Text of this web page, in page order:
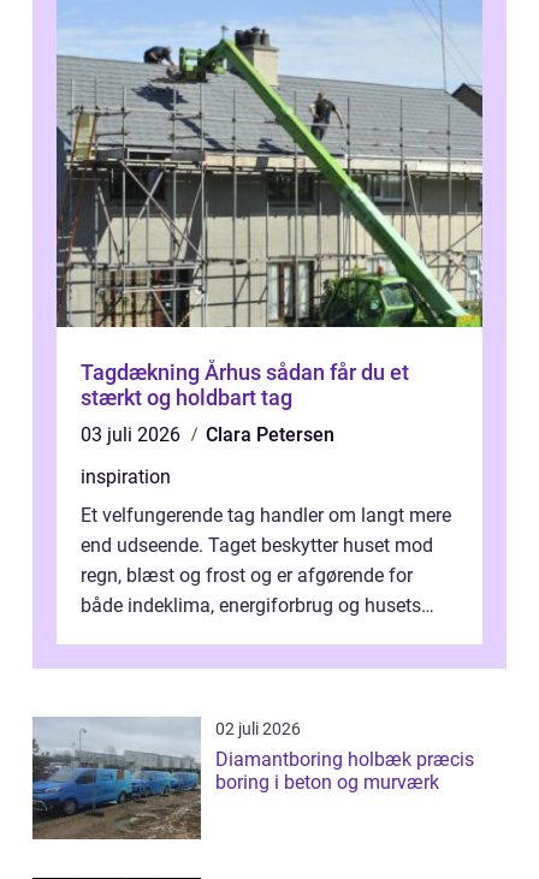
Tagdækning Århus sådan får du et
stærkt og holdbart tag
03 juli 2026
Clara Petersen
inspiration
Et velfungerende tag handler om langt mere
end udseende. Taget beskytter huset mod
regn, blæst og frost og er afgørende for
både indeklima, energiforbrug og husets
02 juli 2026
Diamantboring holbæk præcis
boring i beton og murværk